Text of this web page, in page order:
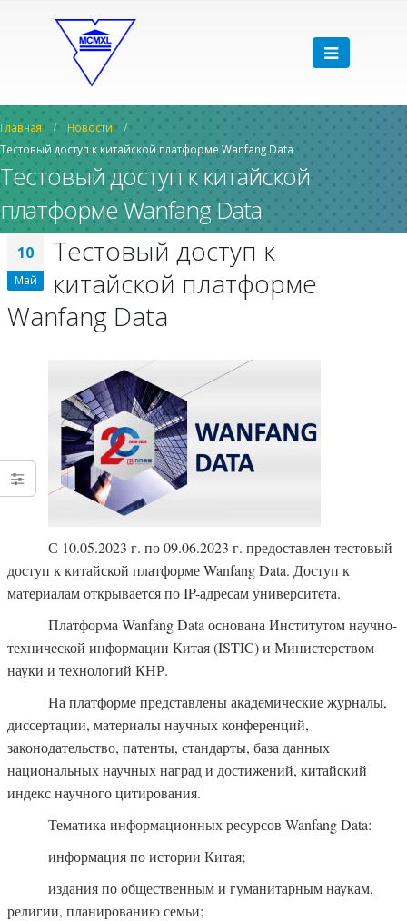
Главная
Новости
Тестовый доступ к китайской платформе Wanfang Data
Тестовый доступ к китайской
платформе Wanfang Data
10
Май
Тестовый доступ к
китайской платформе
Wanfang Data
С 10.05.2023 г. по 09.06.2023 г. предоставлен тестовый
доступ к китайской платформе Wanfang Data. Доступ к
материалам открывается по IP-адресам университета.
Платформа Wanfang Data основана Институтом научно-
технической информации Китая (ISTIC) и Министерством
науки и технологий КНР.
На платформе представлены академические журналы,
диссертации, материалы научных конференций,
законодательство, патенты, стандарты, база данных
национальных научных наград и достижений, китайский
индекс научного цитирования.
Тематика информационных ресурсов Wanfang Data:
информация по истории Китая;
издания по общественным и гуманитарным наукам,
религии, планированию семьи;